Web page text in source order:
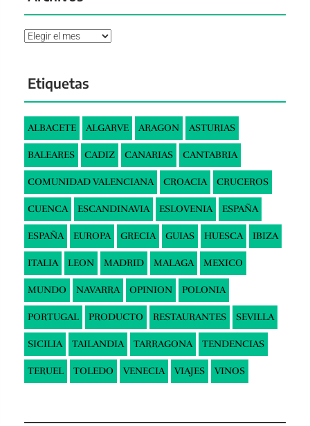
Archivos
Etiquetas
ALBACETE ALGARVE ARAGON ASTURIAS
BALEARES CADIZ CANARIAS CANTABRIA
COMUNIDAD VALENCIANA CROACIA CRUCEROS
CUENCA ESCANDINAVIA ESLOVENIA ESPAÑA
ESPAÑA EUROPA GRECIA GUIAS HUESCA IBIZA
ITALIA LEON MADRID MALAGA MEXICO
MUNDO NAVARRA OPINION POLONIA
PORTUGAL PRODUCTO RESTAURANTES SEVILLA
SICILIA TAILANDIA TARRAGONA TENDENCIAS
TERUEL TOLEDO VENECIA VIAJES VINOS